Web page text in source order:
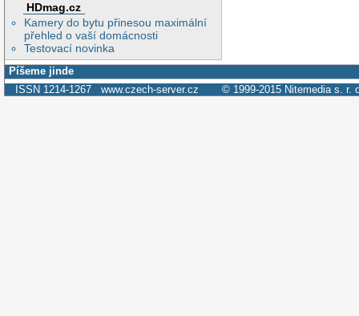
HDmag.cz
Kamery do bytu přinesou maximální
přehled o vaší domácnosti
Testovací novinka
Píšeme jinde
ISSN 1214-1267 www.czech-server.cz © 1999-2015 Nitemedia s. r.